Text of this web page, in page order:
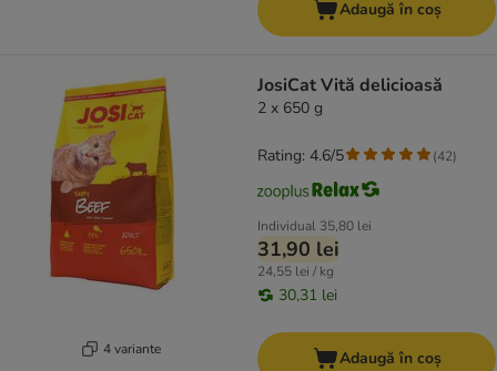
Adaugă în coș
4 variante
JosiCat Vită delicioasă
2 x 650 g
Individual 35,80 lei
31,90 lei
24,55 lei / kg
30,31 lei
Rating: 4.6/5 (42)
Adaugă în coș